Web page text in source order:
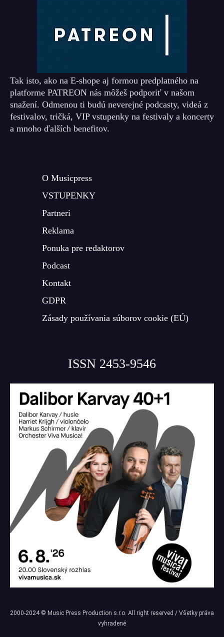
Tak isto, ako na E-shope aj formou predplatného na
platforme PATREON nás môžeš podporiť v našom
snažení. Odmenou ti budú neverejné podcasty, videá z
festivalov, tričká, VIP vstupenky na festivaly a koncerty
a mnoho ďalších benefitov.
O Musicpress
VSTUPENKY
Partneri
Reklama
Ponuka pre redaktorov
Podcast
Kontakt
GDPR
Zásady používania súborov cookie (EÚ)
ISSN 2453-9546
2000-2024 © Music Press Production s.r.o. All right reserved / Všetky práva
vyhradené